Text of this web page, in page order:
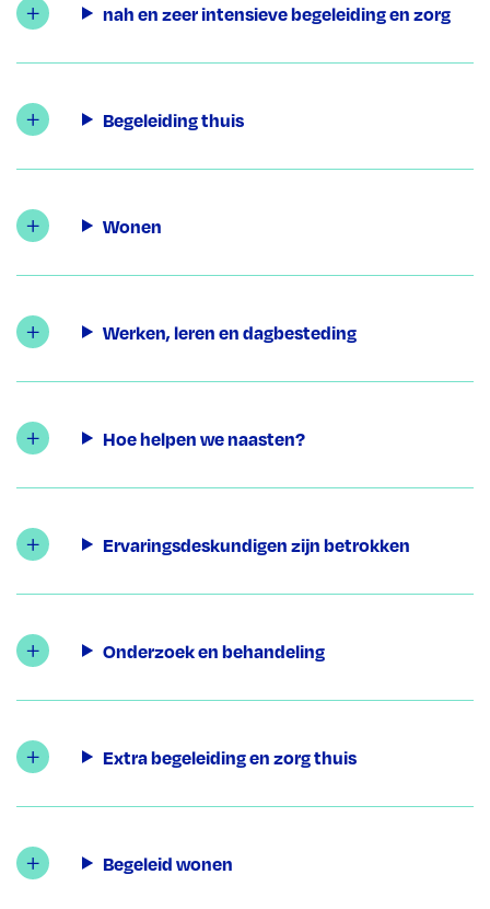
nah en zeer intensieve begeleiding en zorg
Begeleiding thuis
Wonen
Werken, leren en dagbesteding
Hoe helpen we naasten?
Ervaringsdeskundigen zijn betrokken
Onderzoek en behandeling
Extra begeleiding en zorg thuis
Begeleid wonen